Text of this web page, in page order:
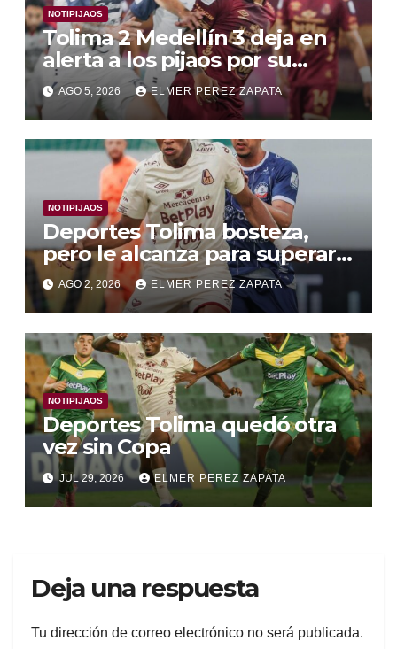
NOTIPIJAOS
Tolima 2 Medellín 3 deja en
alerta a los pijaos por su
fútbol irregular
AGO 5, 2026 ELMER PEREZ ZAPATA
NOTIPIJAOS
Deportes Tolima bosteza,
pero le alcanza para superar a
Alianza Valledupar 2 A 1
AGO 2, 2026 ELMER PEREZ ZAPATA
NOTIPIJAOS
Deportes Tolima quedó otra
vez sin Copa
JUL 29, 2026 ELMER PEREZ ZAPATA
Deja una respuesta
Tu dirección de correo electrónico no será publicada.